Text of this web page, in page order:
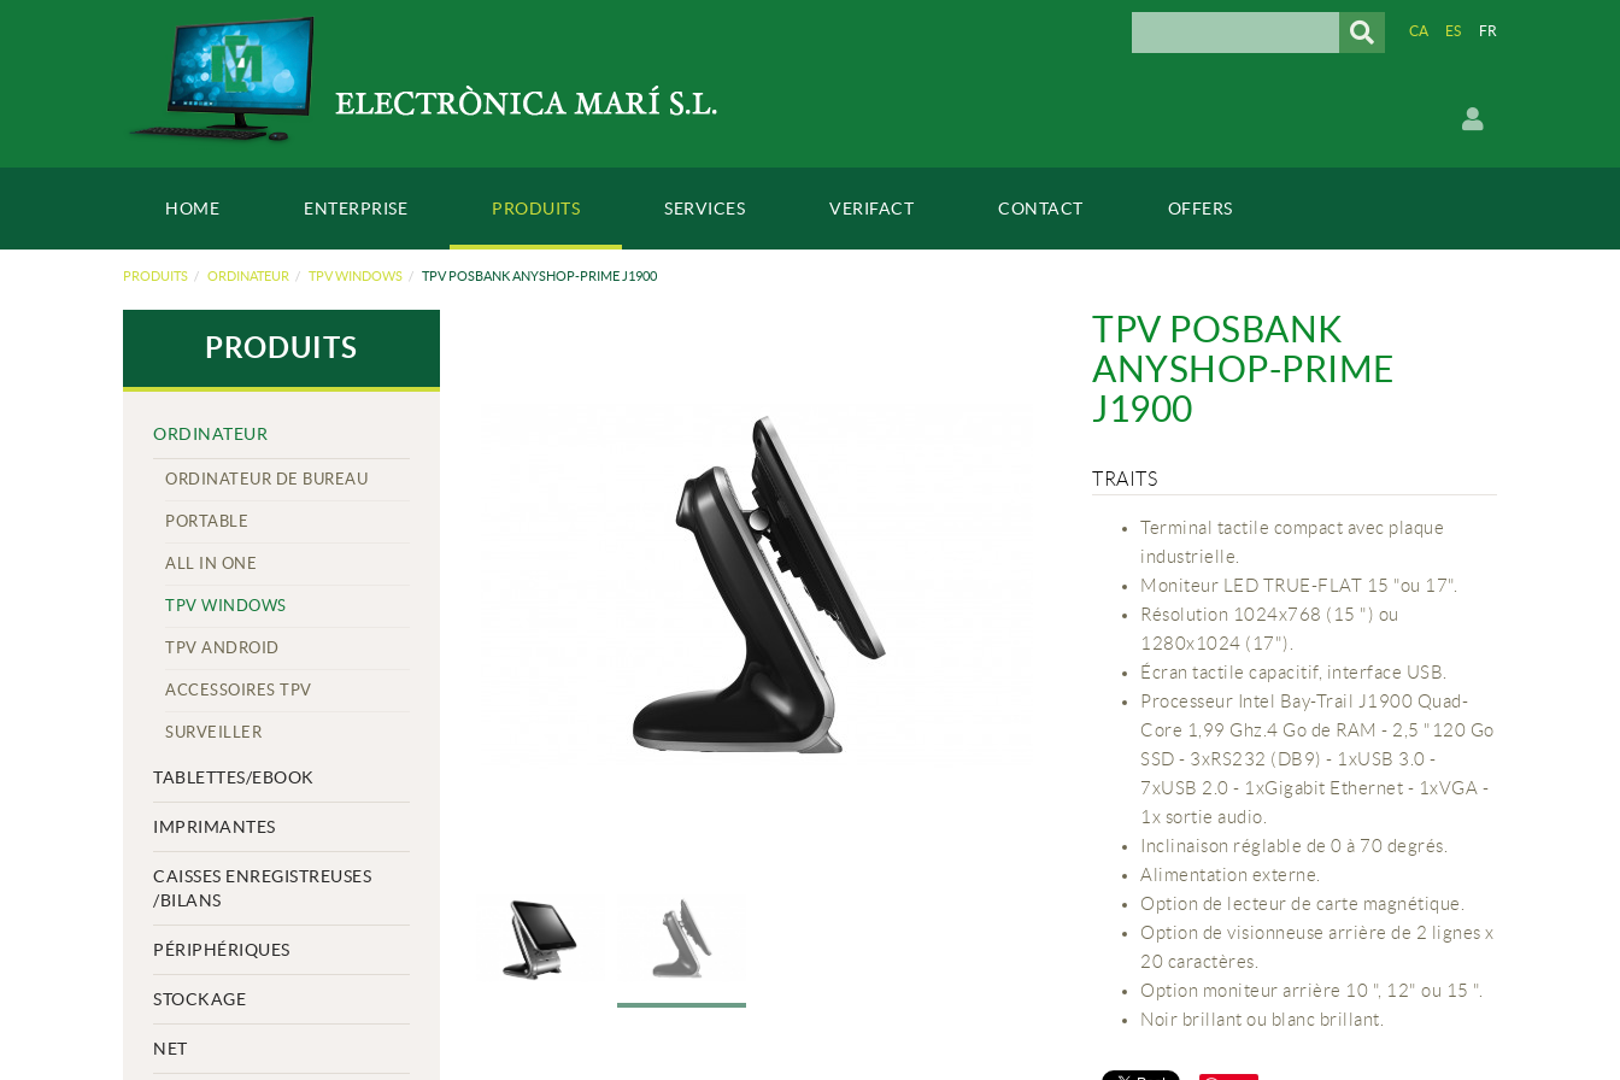
CA ES FR
HOME ENTERPRISE PRODUITS SERVICES VERIFACT CONTACT OFFERS
PRODUITS ORDINATEUR TPV WINDOWS TPV POSBANK ANYSHOP-PRIME J1900
PRODUITS
ORDINATEUR
ORDINATEUR DE BUREAU
PORTABLE
ALL IN ONE
TPV WINDOWS
TPV ANDROID
ACCESSOIRES TPV
SURVEILLER
TABLETTES/EBOOK
IMPRIMANTES
CAISSES ENREGISTREUSES
/BILANS
PÉRIPHÉRIQUES
STOCKAGE
NET
TPV POSBANK
ANYSHOP-PRIME
J1900
TRAITS
Terminal tactile compact avec plaque
industrielle.
Moniteur LED TRUE-FLAT 15 "ou 17".
Résolution 1024x768 (15 ") ou
1280x1024 (17").
Écran tactile capacitif, interface USB.
Processeur Intel Bay-Trail J1900 Quad-
Core 1,99 Ghz.4 Go de RAM - 2,5 "120 Go
SSD - 3xRS232 (DB9) - 1xUSB 3.0 -
7xUSB 2.0 - 1xGigabit Ethernet - 1xVGA -
1x sortie audio.
Inclinaison réglable de 0 à 70 degrés.
Alimentation externe.
Option de lecteur de carte magnétique.
Option de visionneuse arrière de 2 lignes x
20 caractères.
Option moniteur arrière 10 ", 12" ou 15 ".
Noir brillant ou blanc brillant.